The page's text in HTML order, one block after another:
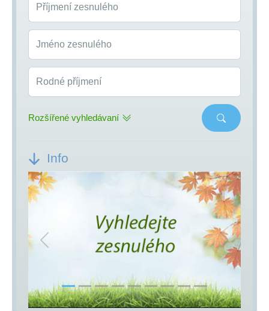
Příjmení zesnulého
Jméno zesnulého
Rodné příjmení
Rozšířené vyhledávaní
Info
Previous Next